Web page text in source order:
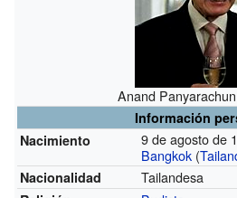
Anand
Información
Nacimiento
9 de agosto de
Bangkok (
Nacionalidad Tailandesa